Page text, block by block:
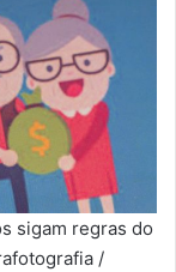
sigam regras do
/